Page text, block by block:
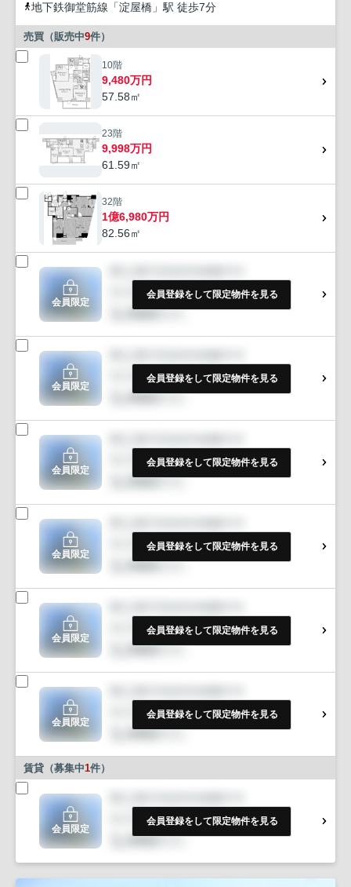
地下鉄御堂筋線 「淀屋橋 」駅 徒歩7分
売買（販売中9件）
10階
9,480万円
57.58㎡
23階
9,998万円
61.59㎡
32階
1億6,980万円
82.56㎡
会員限定
会員登録をして限定物件を見る
会員限定
会員登録をして限定物件を見る
会員限定
会員登録をして限定物件を見る
会員限定
会員登録をして限定物件を見る
会員限定
会員登録をして限定物件を見る
会員限定
会員登録をして限定物件を見る
賃貸（募集中1件）
会員限定
会員登録をして限定物件を見る